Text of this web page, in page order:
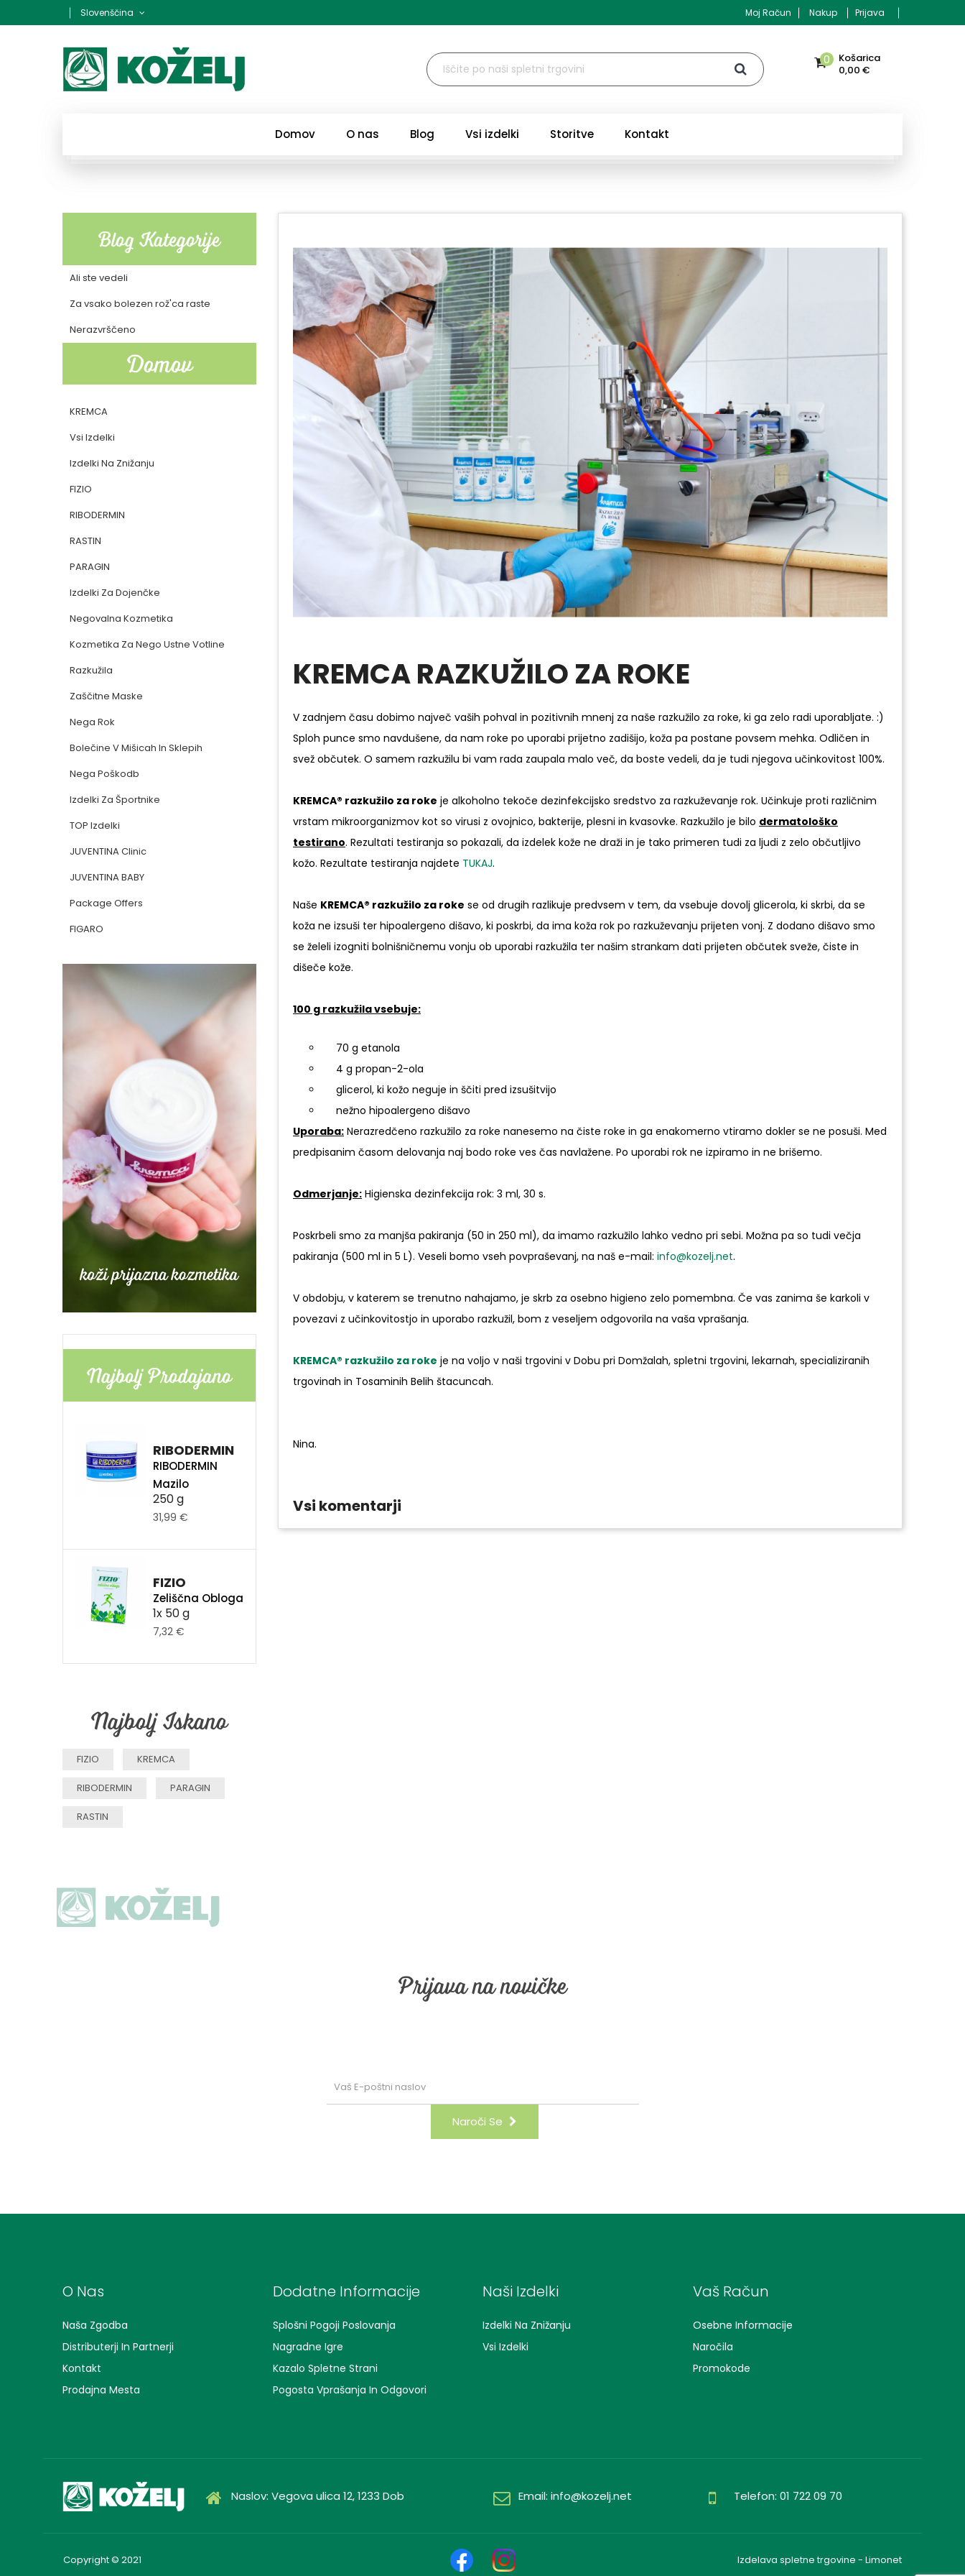
Slovenščina Moj Račun Nakup Prijava
Košarica
0
0,00 €
Domov O nas Blog Vsi izdelki Storitve Kontakt
Blog Kategorije
Ali ste vedeli
Za vsako bolezen rož'ca raste
Nerazvrščeno
Domov
KREMCA
Vsi Izdelki
Izdelki Na Znižanju
FIZIO
RIBODERMIN
RASTIN
PARAGIN
Izdelki Za Dojenčke
Negovalna Kozmetika
Kozmetika Za Nego Ustne Votline
Razkužila
Zaščitne Maske
Nega Rok
Bolečine V Mišicah In Sklepih
Nega Poškodb
Izdelki Za Športnike
TOP Izdelki
JUVENTINA Clinic
JUVENTINA BABY
Package Offers
FIGARO
Najbolj Prodajano
RIBODERMIN
RIBODERMIN
Mazilo
250 g
31,99 €
FIZIO
Zeliščna Obloga
1x 50 g
7,32 €
Najbolj Iskano
FIZIO KREMCA
RIBODERMIN PARAGIN
RASTIN
KREMCA RAZKUŽILO ZA ROKE
V zadnjem času dobimo največ vaših pohval in pozitivnih mnenj za naše razkužilo za roke, ki ga zelo radi uporabljate. :)
Sploh punce smo navdušene, da nam roke po uporabi prijetno zadišijo, koža pa postane povsem mehka. Odličen in
svež občutek. O samem razkužilu bi vam rada zaupala malo več, da boste vedeli, da je tudi njegova učinkovitost 100%.
KREMCA® razkužilo za roke je alkoholno tekoče dezinfekcijsko sredstvo za razkuževanje rok. Učinkuje proti različnim
vrstam mikroorganizmov kot so virusi z ovojnico, bakterije, plesni in kvasovke. Razkužilo je bilo dermatološko
testirano. Rezultati testiranja so pokazali, da izdelek kože ne draži in je tako primeren tudi za ljudi z zelo občutljivo
kožo. Rezultate testiranja najdete TUKAJ.
Naše KREMCA® razkužilo za roke se od drugih razlikuje predvsem v tem, da vsebuje dovolj glicerola, ki skrbi, da se
koža ne izsuši ter hipoalergeno dišavo, ki poskrbi, da ima koža rok po razkuževanju prijeten vonj. Z dodano dišavo smo
se želeli izogniti bolnišničnemu vonju ob uporabi razkužila ter našim strankam dati prijeten občutek sveže, čiste in
dišeče kože.
100 g razkužila vsebuje:
70 g etanola
4 g propan-2-ola
glicerol, ki kožo neguje in ščiti pred izsušitvijo
nežno hipoalergeno dišavo
Uporaba: Nerazredčeno razkužilo za roke nanesemo na čiste roke in ga enakomerno vtiramo dokler se ne posuši. Med
predpisanim časom delovanja naj bodo roke ves čas navlažene. Po uporabi rok ne izpiramo in ne brišemo.
Odmerjanje: Higienska dezinfekcija rok: 3 ml, 30 s.
Poskrbeli smo za manjša pakiranja (50 in 250 ml), da imamo razkužilo lahko vedno pri sebi. Možna pa so tudi večja
pakiranja (500 ml in 5 L). Veseli bomo vseh povpraševanj, na naš e-mail: info@kozelj.net.
V obdobju, v katerem se trenutno nahajamo, je skrb za osebno higieno zelo pomembna. Če vas zanima še karkoli v
povezavi z učinkovitostjo in uporabo razkužil, bom z veseljem odgovorila na vaša vprašanja.
KREMCA® razkužilo za roke je na voljo v naši trgovini v Dobu pri Domžalah, spletni trgovini, lekarnah, specializiranih
trgovinah in Tosaminih Belih štacuncah.
Nina.
Vsi komentarji
Prijava na novičke
Naroči Se
O Nas
Naša Zgodba
Distributerji In Partnerji
Kontakt
Prodajna Mesta
Dodatne Informacije
Splošni Pogoji Poslovanja
Nagradne Igre
Kazalo Spletne Strani
Pogosta Vprašanja In Odgovori
Naši Izdelki
Izdelki Na Znižanju
Vsi Izdelki
Vaš Račun
Osebne Informacije
Naročila
Promokode
Naslov: Vegova ulica 12, 1233 Dob Email: info@kozelj.net Telefon: 01 722 09 70
Copyright © 2021 Izdelava spletne trgovine - Limonet